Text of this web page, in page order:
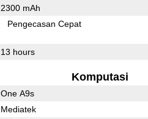
2300 mAh
Pengecasan Cepat
13 hours
Komputasi
One A9s
Mediatek